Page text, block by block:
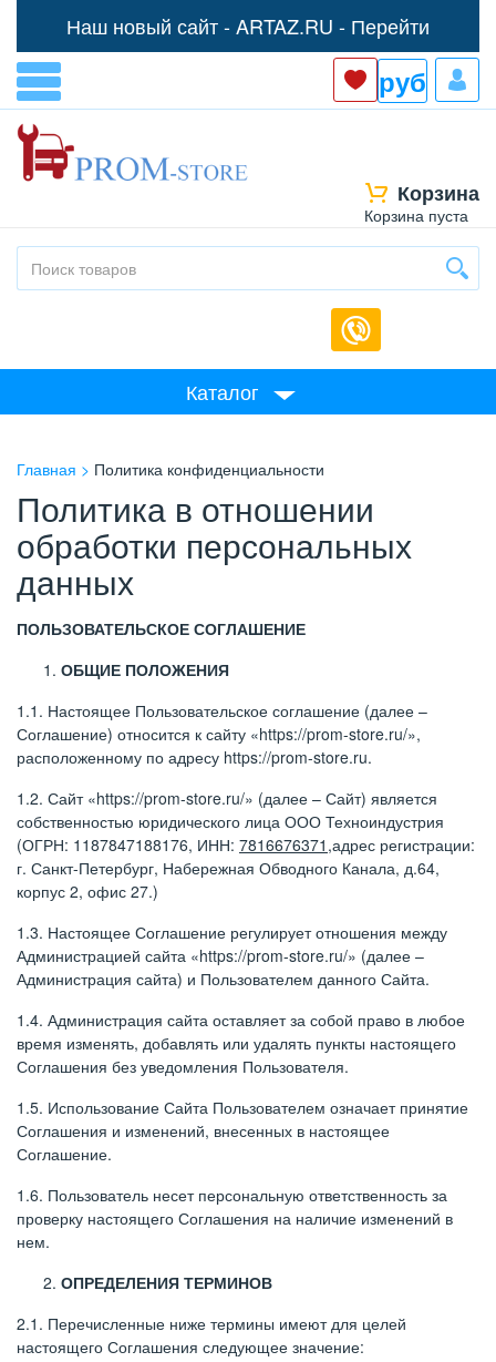
Наш новый сайт -ARTAZ.RU - Перейти
руб
Корзина
Корзина пуста
Каталог
Главная Политика конфиденциальности
Политика в отношении
обработки персональных
данных
ПОЛЬЗОВАТЕЛЬСКОЕ СОГЛАШЕНИЕ
ОБЩИЕ ПОЛОЖЕНИЯ
1.1. Настоящее Пользовательское соглашение (далее –
Соглашение) относится к сайту «https://prom-store.ru/»,
расположенному по адресу https://prom-store.ru.
1.2. Сайт «https://prom-store.ru/» (далее – Сайт) является
собственностью юридического лица ООО Техноиндустрия
(ОГРН: 1187847188176, ИНН: 7816676371 ,адрес регистрации:
г. Санкт-Петербург, Набережная Обводного Канала, д.64,
корпус 2, офис 27.)
1.3. Настоящее Соглашение регулирует отношения между
Администрацией сайта «https://prom-store.ru/» (далее –
Администрация сайта) и Пользователем данного Сайта.
1.4. Администрация сайта оставляет за собой право в любое
время изменять, добавлять или удалять пункты настоящего
Соглашения без уведомления Пользователя.
1.5. Использование Сайта Пользователем означает принятие
Соглашения и изменений, внесенных в настоящее
Соглашение.
1.6. Пользователь несет персональную ответственность за
проверку настоящего Соглашения на наличие изменений в
нем.
ОПРЕДЕЛЕНИЯ ТЕРМИНОВ
2.1. Перечисленные ниже термины имеют для целей
настоящего Соглашения следующее значение: